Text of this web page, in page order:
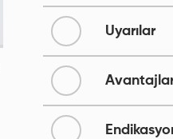
Meme Revizyon
Südyeni
Uyarılar